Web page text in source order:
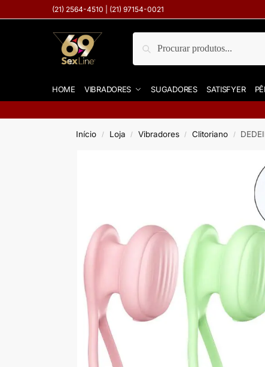
(21) 2564-4510 | (21) 97154-0021
Pesquisar
HOME VIBRADORES SUGADORES SATISFYER
Início / Loja / Vibradores / Clitoriano /